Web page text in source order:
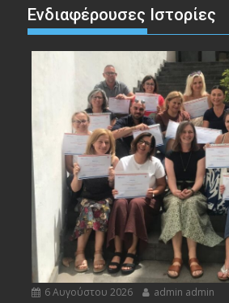
Ενδιαφέρουσες Ιστορίες
6 Αυγούστου 2026 admin admin